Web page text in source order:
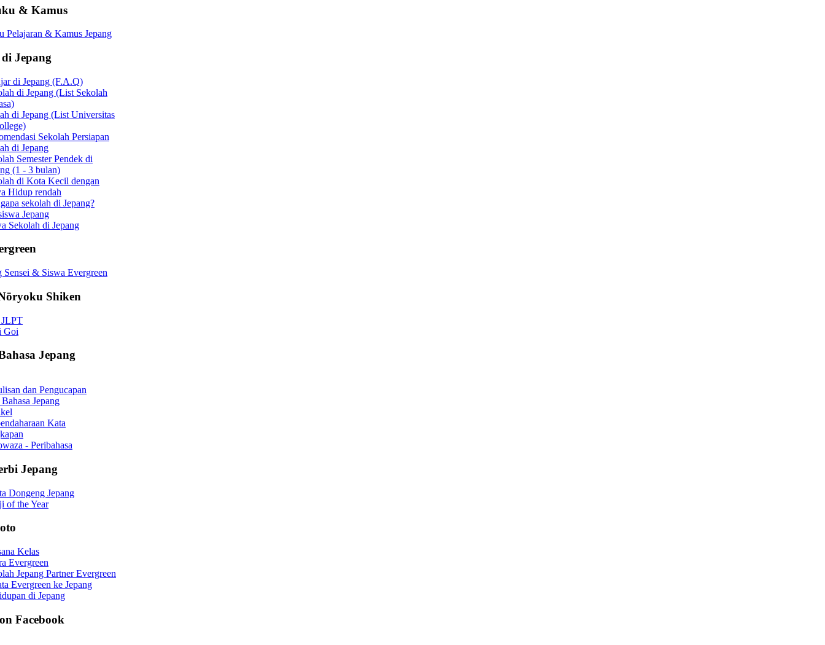
& Kamus
Pelajaran & Kamus Jepang
Jepang
di Jepang (F.A.Q)
di Jepang (List Sekolah
di Jepang (List Universitas
Sekolah Persiapan
di Jepang
Semester Pendek di
(1 - 3 bulan)
di Kota Kecil dengan
Hidup rendah
sekolah di Jepang?
Jepang
Sekolah di Jepang
Sensei & Siswa Evergreen
Shiken
Goi
Jepang
dan Pengucapan
Jepang
Kata
- Peribahasa
Jepang
Dongeng Jepang
of the Year
Kelas
Evergreen
Jepang Partner Evergreen
Evergreen ke Jepang
di Jepang
Facebook